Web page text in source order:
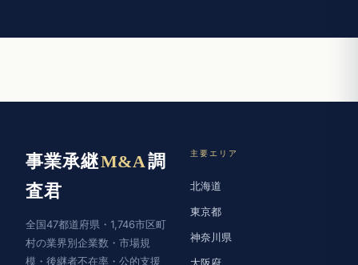
事業承継M&A調
査君
全国47都道府県・1,746市区町
村の業界別企業数・市場規
模・後継者不在率・公的支援
主要エリア
北海道
東京都
神奈川県
大阪府